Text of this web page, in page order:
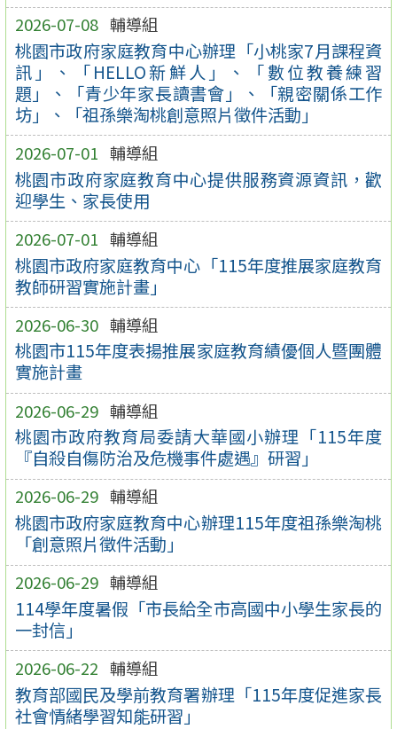
2026-07-08 輔導組
桃園市政府家庭教育中心辦理「小桃家7月課程資
訊」、「HELLO新鮮人」、「數位教養練習
題」、「青少年家長讀書會」、「親密關係工作
坊」、「祖孫樂淘桃創意照片徵件活動」
2026-07-01 輔導組
桃園市政府家庭教育中心提供服務資源資訊，歡
迎學生、家長使用
2026-07-01 輔導組
桃園市政府家庭教育中心「115年度推展家庭教育
教師研習實施計畫」
2026-06-30 輔導組
桃園市115年度表揚推展家庭教育績優個人暨團體
實施計畫
2026-06-29 輔導組
桃園市政府教育局委請大華國小辦理「115年度
『自殺自傷防治及危機事件處遇』研習」
2026-06-29 輔導組
桃園市政府家庭教育中心辦理115年度祖孫樂淘桃
「創意照片徵件活動」
2026-06-29 輔導組
114學年度暑假「市長給全市高國中小學生家長的
一封信」
2026-06-22 輔導組
教育部國民及學前教育署辦理「115年度促進家長
社會情緒學習知能研習」